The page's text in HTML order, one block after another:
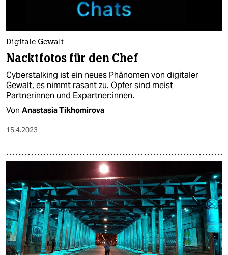
Digitale Gewalt
Nacktfotos für den Chef
Cyberstalking ist ein neues Phänomen von digitaler
Gewalt, es nimmt rasant zu. Opfer sind meist
Partnerinnen und Expartner:innen.
Von Anastasia Tikhomirova
15.4.2023